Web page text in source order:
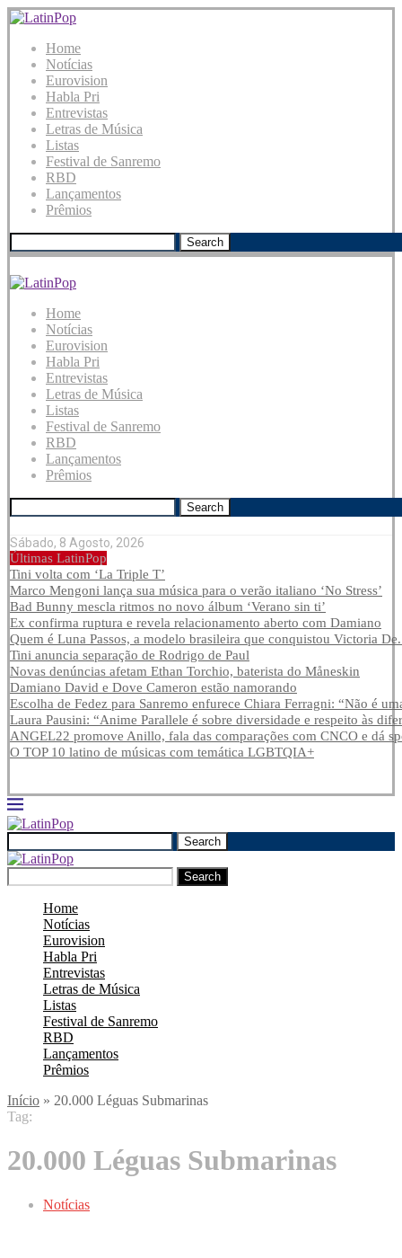
Home
Notícias
Eurovision
Habla Pri
Entrevistas
Letras de Música
Listas
Festival de Sanremo
RBD
Lançamentos
Prêmios
Search
Home
Notícias
Eurovision
Habla Pri
Entrevistas
Letras de Música
Listas
Festival de Sanremo
RBD
Lançamentos
Prêmios
Search
Sábado, 8 Agosto, 2026
Últimas LatinPop
Tini volta com ‘La Triple T’
Marco Mengoni lança sua música para o verão italiano ‘No Stress’
Bad Bunny mescla ritmos no novo álbum ‘Verano sin ti’
Ex confirma ruptura e revela relacionamento aberto com Damiano
Quem é Luna Passos, a modelo brasileira que conquistou Victoria
Tini anuncia separação de Rodrigo de Paul
Novas denúncias afetam Ethan Torchio, baterista do Måneskin
Damiano David e Dove Cameron estão namorando
Escolha de Fedez para Sanremo enfurece Chiara Ferragni: “Não é
Laura Pausini: “Anime Parallele é sobre diversidade e respeito às
ANGEL22 promove Anillo, fala das comparações com CNCO e dá
O TOP 10 latino de músicas com temática LGBTQIA+
Search
Search
Home
Notícias
Eurovision
Habla Pri
Entrevistas
Letras de Música
Listas
Festival de Sanremo
RBD
Lançamentos
Prêmios
Início » 20.000 Léguas Submarinas
Tag:
20.000 Léguas Submarinas
Notícias